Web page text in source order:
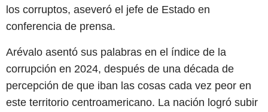
los corruptos, aseveró el jefe de Estado en
conferencia de prensa.
Arévalo asentó sus palabras en el índice de la
corrupción en 2024, después de una década de
percepción de que iban las cosas cada vez peor en
este territorio centroamericano. La nación logró subir